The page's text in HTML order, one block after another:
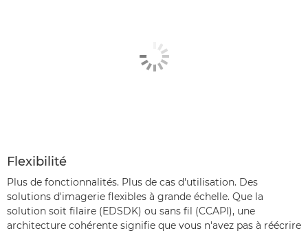
Flexibilité
Plus de fonctionnalités. Plus de cas d'utilisation. Des
solutions d'imagerie flexibles à grande échelle. Que la
solution soit filaire (EDSDK) ou sans fil (CCAPI), une
architecture cohérente signifie que vous n'avez pas à réécrire